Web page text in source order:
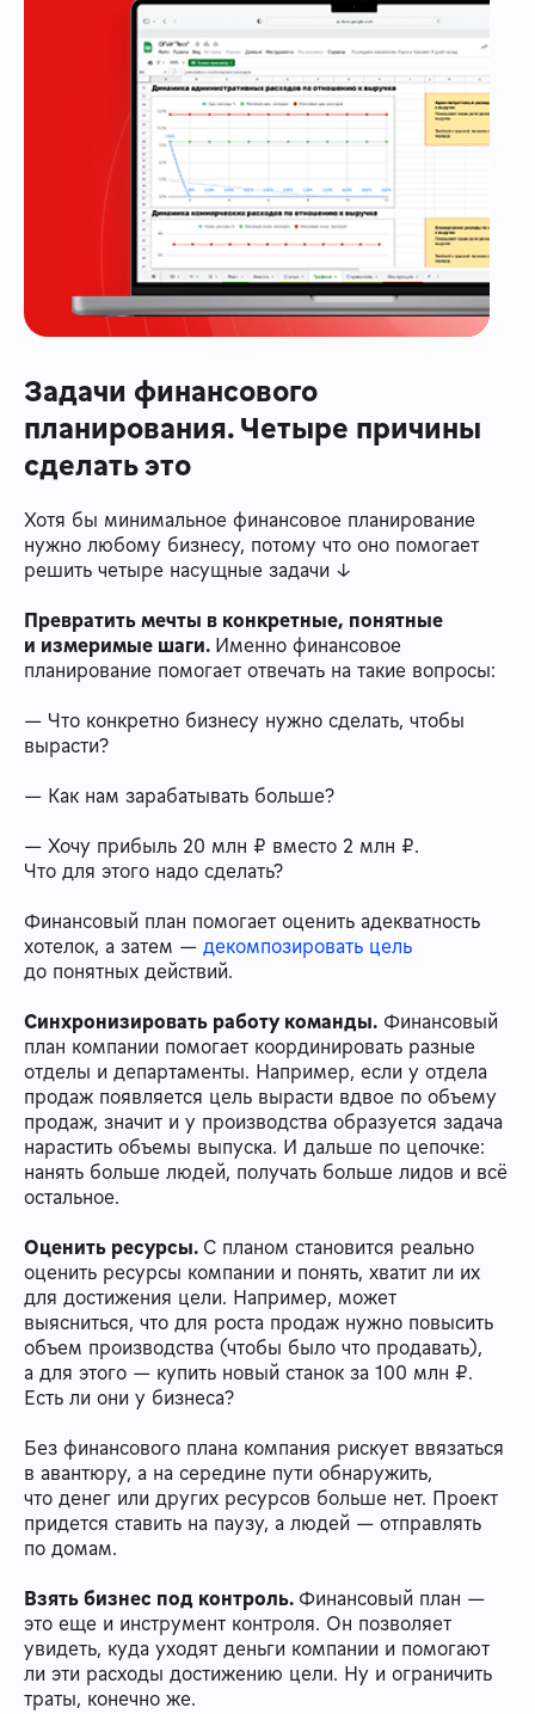
Задачи финансового
планирования. Четыре причины
сделать это
Хотя бы минимальное финансовое планирование
нужно любому бизнесу, потому что оно помогает
решить четыре насущные задачи ↓
Превратить мечты в конкретные, понятные
и измеримые шаги. Именно финансовое
планирование помогает отвечать на такие вопросы:
— Что конкретно бизнесу нужно сделать, чтобы
вырасти?
— Как нам зарабатывать больше?
— Хочу прибыль 20 млн ₽ вместо 2 млн ₽.
Что для этого надо сделать?
Финансовый план помогает оценить адекватность
хотелок, а затем — декомпозировать цель
до понятных действий.
Синхронизировать работу команды. Финансовый
план компании помогает координировать разные
отделы и департаменты. Например, если у отдела
продаж появляется цель вырасти вдвое по объему
продаж, значит и у производства образуется задача
нарастить объемы выпуска. И дальше по цепочке:
нанять больше людей, получать больше лидов и всё
остальное.
Оценить ресурсы. С планом становится реально
оценить ресурсы компании и понять, хватит ли их
для достижения цели. Например, может
выясниться, что для роста продаж нужно повысить
объем производства (чтобы было что продавать),
а для этого — купить новый станок за 100 млн ₽.
Есть ли они у бизнеса?
Без финансового плана компания рискует ввязаться
в авантюру, а на середине пути обнаружить,
что денег или других ресурсов больше нет. Проект
придется ставить на паузу, а людей — отправлять
по домам.
Взять бизнес под контроль. Финансовый план —
это еще и инструмент контроля. Он позволяет
увидеть, куда уходят деньги компании и помогают
ли эти расходы достижению цели. Ну и ограничить
траты, конечно же.